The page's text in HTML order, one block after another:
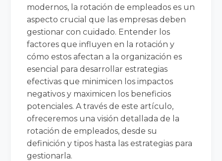
modernos, la rotación de empleados es un
aspecto crucial que las empresas deben
gestionar con cuidado. Entender los
factores que influyen en la rotación y
cómo estos afectan a la organización es
esencial para desarrollar estrategias
efectivas que minimicen los impactos
negativos y maximicen los beneficios
potenciales. A través de este artículo,
ofreceremos una visión detallada de la
rotación de empleados, desde su
definición y tipos hasta las estrategias para
gestionarla.